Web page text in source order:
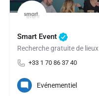
Smart Event
Recherche gratuite de lieux
+33 1 70 86 37 40
Evénementiel